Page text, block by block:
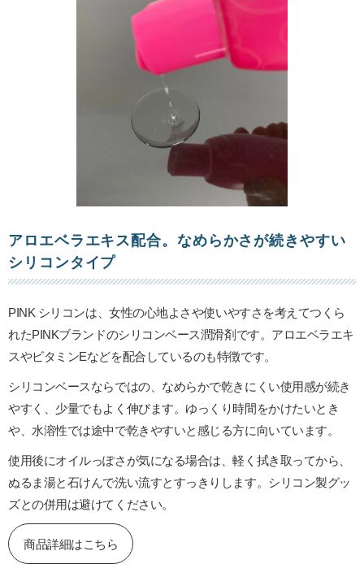
アロエベラエキス配合。なめらかさが続きやすい
シリコンタイプ
PINK シリコンは、女性の心地よさや使いやすさを考えてつくら
れたPINKブランドのシリコンベース潤滑剤です。アロエベラエキ
スやビタミンEなどを配合しているのも特徴です。
シリコンベースならではの、なめらかで乾きにくい使用感が続き
やすく、少量でもよく伸びます。ゆっくり時間をかけたいとき
や、水溶性では途中で乾きやすいと感じる方に向いています。
使用後にオイルっぽさが気になる場合は、軽く拭き取ってから、
ぬるま湯と石けんで洗い流すとすっきりします。シリコン製グッ
ズとの併用は避けてください。
商品詳細はこちら